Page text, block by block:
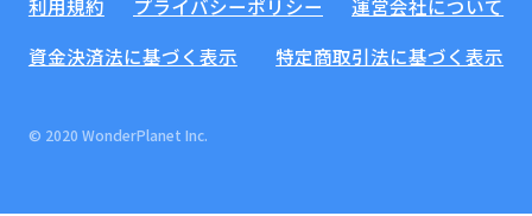
利用規約 プライバシーポリシー
運営会社について
資金決済法に基づく表示
特定商取引法に基づく表示
© 2020 WonderPlanet Inc.